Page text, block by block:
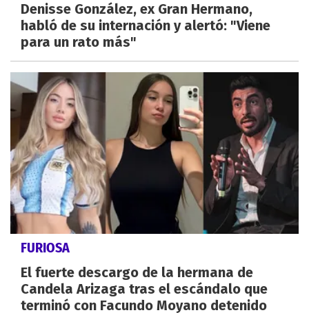
Denisse González, ex Gran Hermano,
habló de su internación y alertó: "Viene
para un rato más"
FURIOSA
El fuerte descargo de la hermana de
Candela Arizaga tras el escándalo que
terminó con Facundo Moyano detenido